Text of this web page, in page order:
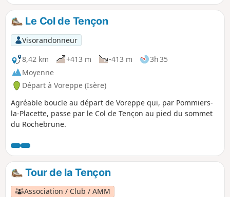
l'avons faite. Dans l'autre sens c'est plus
facile.Le Col de Tençon
Visorandonneur
8,42 km
+413 m -413 m
3h 35
Moyenne
Départ à Voreppe (Isère)
Agréable boucle au départ de Voreppe qui, par Pommiers-
la-Placette, passe par le Col de Tençon au pied du sommet
du Rochebrune.
Tour de la Tençon
Association / Club / AMM